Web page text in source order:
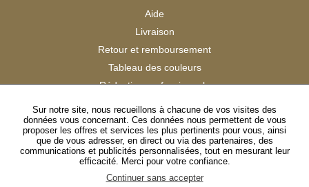
Aide
Livraison
Retour et remboursement
Tableau des couleurs
Réduction professionnels
Satisfaction Clients
SUIVEZ-NOUS
Sur notre site, nous recueillons à chacune de vos visites des
données vous concernant. Ces données nous permettent de vous
proposer les offres et services les plus pertinents pour vous, ainsi
que de vous adresser, en direct ou via des partenaires, des
communications et publicités personnalisées, tout en mesurant leur
efficacité. Merci pour votre confiance.
Continuer sans accepter